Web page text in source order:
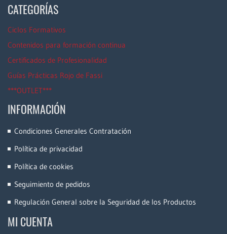
CATEGORÍAS
Ciclos Formativos
Contenidos para formación continua
Certificados de Profesionalidad
Guías Prácticas Rojo de Fassi
***OUTLET***
INFORMACIÓN
Condiciones Generales Contratación
Política de privacidad
Política de cookies
Seguimiento de pedidos
Regulación General sobre la Seguridad de los Productos
MI CUENTA